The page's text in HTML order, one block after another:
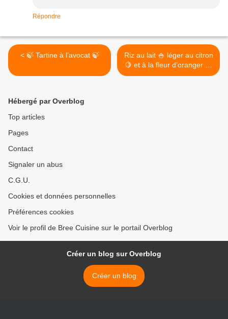
Répondre
< 🍃 Tartine à l’avocat 🍃
Riz au lait 🍚 léger au citron
🍋 et à la fleur d’oranger 🌼
>
Hébergé par Overblog
Top articles
Pages
Contact
Signaler un abus
C.G.U.
Cookies et données personnelles
Préférences cookies
Voir le profil de Bree Cuisine sur le portail Overblog
Créer un blog sur Overblog
Créer un blog